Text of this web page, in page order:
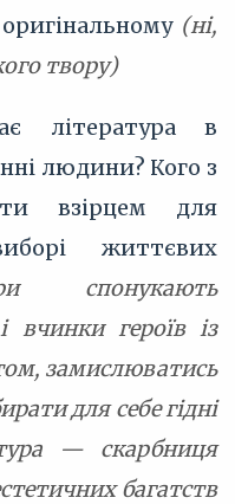
(ні,
твору)
література в
людини? Кого з
взірцем для
життєвих
спонукають
вчинки героїв із
замислюватись
для себе гідні
— скарбниця
багатств